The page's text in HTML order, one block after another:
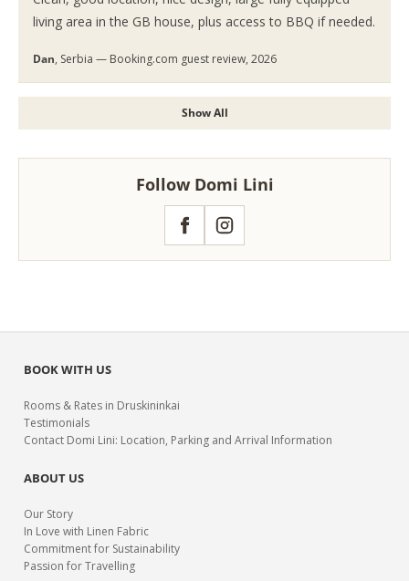
living area in the GB house, plus access to BBQ if needed.
Dan, Serbia — Booking.com guest review, 2026
Show All
Follow Domi Lini
FacebookInstagram
BOOK WITH US
Rooms & Rates in Druskininkai
Testimonials
Contact Domi Lini: Location, Parking and Arrival Information
ABOUT US
Our Story
In Love with Linen Fabric
Commitment for Sustainability
Passion for Travelling